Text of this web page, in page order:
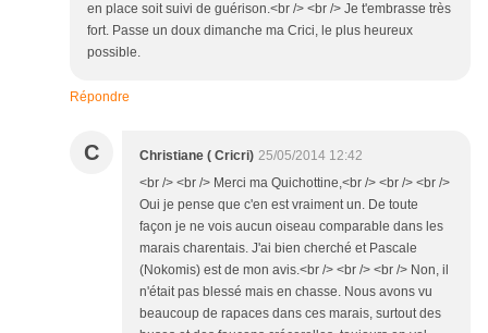
en place soit suivi de guérison.<br /> <br /> Je t'embrasse très
fort. Passe un doux dimanche ma Crici, le plus heureux
possible.
Répondre
C Christiane ( Cricri) 25/05/2014 12:42
<br /> <br /> Merci ma Quichottine,<br /> <br /> <br />
Oui je pense que c'en est vraiment un. De toute
façon je ne vois aucun oiseau comparable dans les
marais charentais. J'ai bien cherché et Pascale
(Nokomis) est de mon avis.<br /> <br /> <br /> Non, il
n'était pas blessé mais en chasse. Nous avons vu
beaucoup de rapaces dans ces marais, surtout des